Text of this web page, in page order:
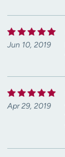
Jun 10, 2019
Apr 29, 2019